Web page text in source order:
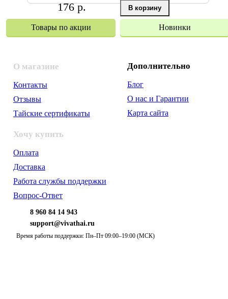
176 р.
Товары по акции Новинки
О магазине
Контакты
Отзывы
Тайские сертификаты
Хочу купить
Оплата
Доставка
Работа службы поддержки
Вопрос-Ответ
Дополнительно
Блог
О нас и Гарантии
Карта сайта
8 960 84 14 943
support@vivathai.ru
Время работы поддержки: Пн–Пт 09:00–19:00 (МСК)